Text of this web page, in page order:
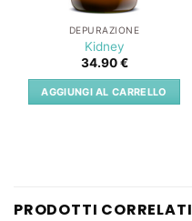
DEPURAZIONE
Kidney
34.90€
AGGIUNGI AL CARRELLO
PRODOTTI CORRELATI